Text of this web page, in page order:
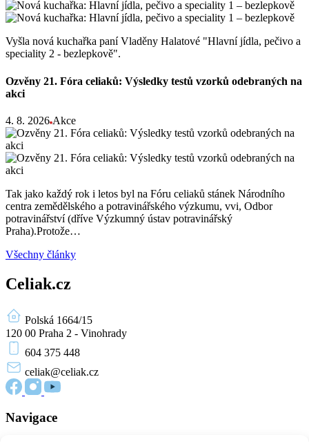
Vyšla nová kuchařka paní Vladěny Halatové "Hlavní jídla, pečivo a
speciality 2 - bezlepkově".
Ozvěny 21. Fóra celiaků: Výsledky testů vzorků odebraných na
akci
4. 8. 2026 Akce
Tak jako každý rok i letos byl na Fóru celiaků stánek Národního
centra zemědělského a potravinářského výzkumu, vvi, Odbor
potravinářství (dříve Výzkumný ústav potravinářský
Praha).Protože…
Všechny články
Celiak.cz
Polská 1664/15
120 00 Praha 2 - Vinohrady
604 375 448
celiak@celiak.cz
Navigace